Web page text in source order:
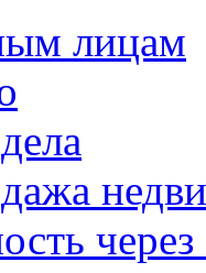
лицам
через